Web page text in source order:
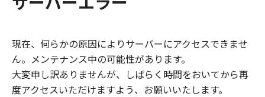
現在、何らかの原因によりサーバーにアクセスできませ
ん。メンテナンス中の可能性があります。
大変申し訳ありませんが、しばらく時間をおいてから再
度アクセスいただけますよう、お願いいたします。